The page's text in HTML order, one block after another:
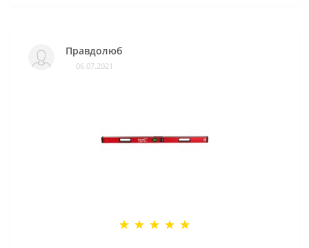
Правдолюб
06.07.2021